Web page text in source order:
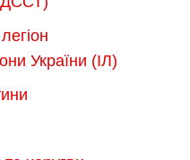
України (ІЛ)